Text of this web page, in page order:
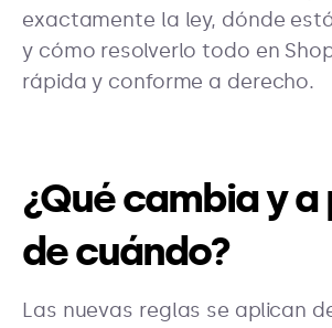
exactamente la ley, dónde
y cómo resolverlo todo en
rápida y conforme a derecho.
¿Qué cambia y
de cuándo?
Las nuevas reglas se aplican